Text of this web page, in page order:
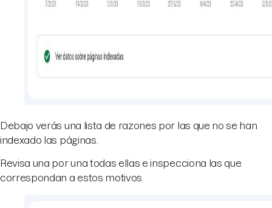
Debajo verás una lista de razones por las que no se han
indexado las páginas.
Revisa una por una todas ellas e inspecciona las que
correspondan a estos motivos.